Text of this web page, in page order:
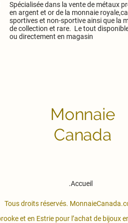
Spécialisée dans la vente de métaux
en argent et or de la monnaie
sportives et non-sportive ainsi que la
de collection et rare. Le tout
ou directement en magasin
Monnaie
Canada
.Accueil
Tous droits réservés.
et en Estrie pour l’achat de bijoux